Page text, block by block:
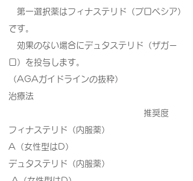
第一選択薬はフィナステリド（プロペシア）
です。
効果のない場合にデュタステリド（ザガー
ロ）を投与します。
（AGAガイドラインの抜粋）
治療法
推奨度
フィナステリド（内服薬）
A（女性型はD）
デュタステリド（内服薬）